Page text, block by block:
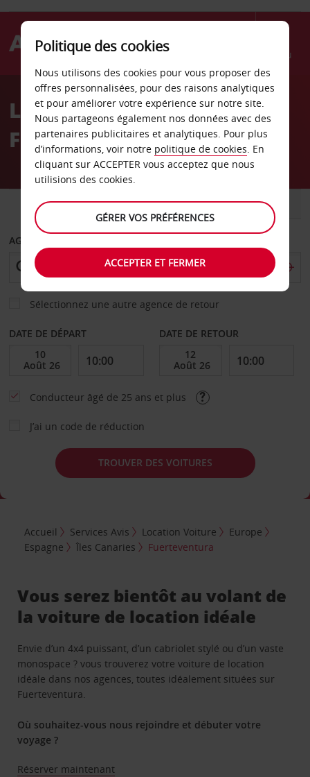
Menu
AvisLocation de voiture
Fuerteventura
VOITURE UTILITAIRE
AGENCE DE DÉPART
Sélectionnez une autre agence de retour
DATE DE DÉPART DATE DE RETOUR
Conducteur âgé de 25 ans et plus
J’ai un code de réduction
TROUVER DES VOITURES
Accueil Services Avis Location Voiture
Europe
Espagne
Îles Canaries Fuerteventura
Vous serez bientôt au volant de
la voiture de location idéale
Envie d’un 4x4 puissant, d’un cabriolet stylé ou d’un vaste
monospace ? vous trouverez votre voiture de location
idéale dans nos agences, toutes idéalement situées sur
Fuerteventura.
Où souhaitez-vous nous rejoindre et débuter votre
voyage ?
Réserver maintenant
Politique des cookies
Nous utilisons des cookies pour vous proposer des
offres personnalisées, pour des raisons analytiques
et pour améliorer votre expérience sur notre site.
Nous partageons également nos données avec des
partenaires publicitaires et analytiques. Pour plus
d’informations, voir notre politique de cookies. En
cliquant sur ACCEPTER vous acceptez que nous
utilisions des cookies.
GÉRER VOS PRÉFÉRENCES
ACCEPTER ET FERMER